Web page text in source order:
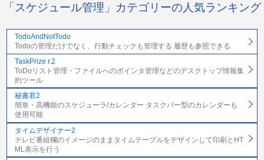
「スケジュール管理」カテゴリーの人気ランキング
TodoAndNotTodo
Todoの管理だけでなく、行動チェックも管理する 履歴も参照できる
TaskPrize r.2
ToDoリスト管理・ファイルへのポインタ管理などのデスクトップ情報集
約ツール
秘書君2
簡単・高機能のスケジューラ/カレンダー タスクバー型のカレンダーも
使用可能
タイムデザイナー2
テレビ番組欄のイメージのままタイムテーブルをデザインして印刷とHT
ML表示を行う